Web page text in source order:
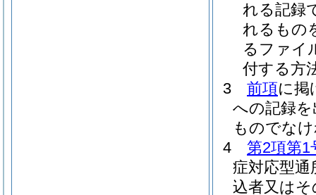
れる記録
れるもの
るファイ
付する方
3
前項に掲
への記録
ものでな
4
第2項第1
症対応型通
込者又は